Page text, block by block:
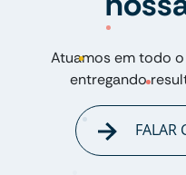
Atuamos em todo
entregando
FALAR